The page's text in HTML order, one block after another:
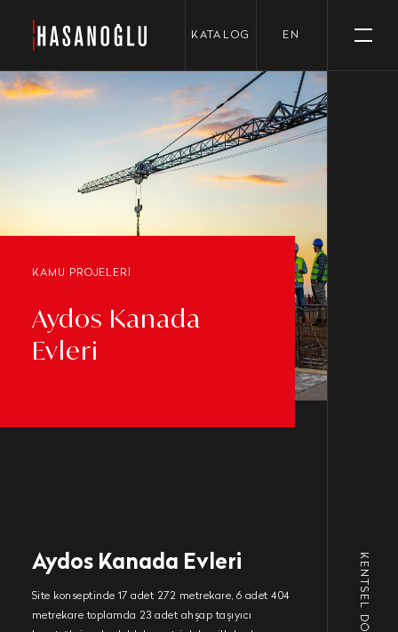
KATALOG EN
KAMU PROJELERİ
Aydos Kanada
Evleri
Aydos Kanada Evleri
Site konseptinde 17 adet 272 metrekare, 6 adet 404
metrekare toplamda 23 adet ahşap taşıyıcı